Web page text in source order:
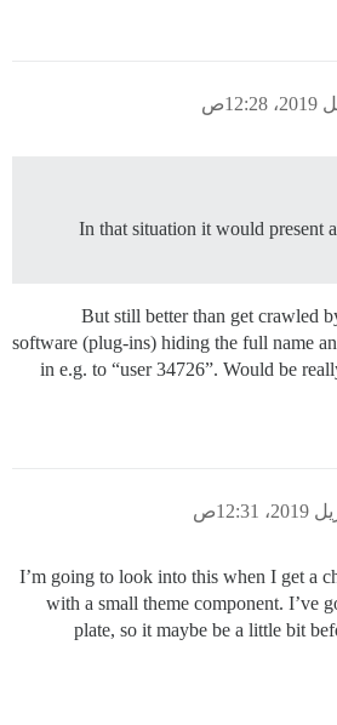
In that situation it would present
But still better than get crawled
software (plug-ins) hiding the full name
in e.g. to “user 34726”. Would be
I’m going to look into this when I get a
with a small theme component. I’ve
plate, so it maybe be a little bit